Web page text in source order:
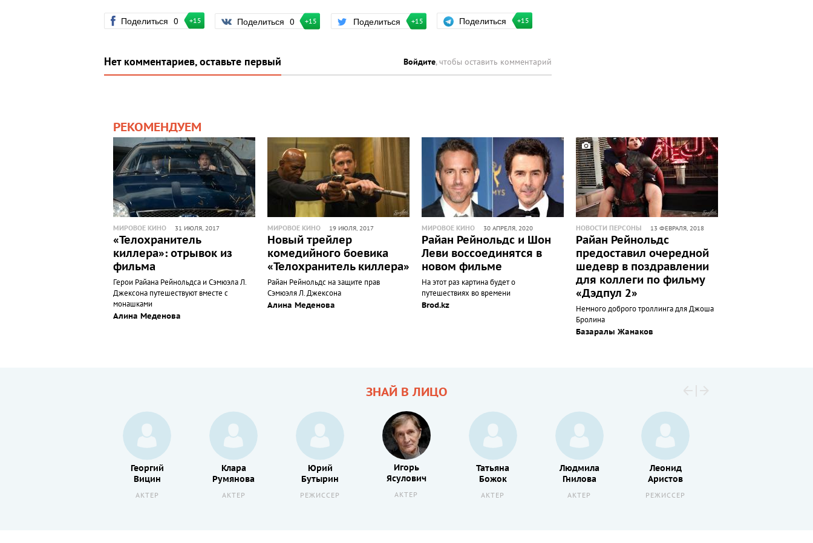
Поделиться 0 +15 Поделиться 0 +15 Поделиться +15 Поделиться +15
Нет комментариев, оставьте первый Войдите, чтобы оставить комментарий
РЕКОМЕНДУЕМ
МИРОВОЕ КИНО 31 ИЮЛЯ, 2017
«Телохранитель
киллера»: отрывок из
фильма
Герои Райана Рейнольдса и Сэмюэла Л.
Джексона путешествуют вместе с
монашками
Алина Меденова
МИРОВОЕ КИНО 19 ИЮЛЯ, 2017
Новый трейлер
комедийного боевика
«Телохранитель киллера»
Райан Рейнольдс на защите прав
Сэмюэля Л. Джексона
Алина Меденова
МИРОВОЕ КИНО 30 АПРЕЛЯ, 2020
Райан Рейнольдс и Шон
Леви воссоединятся в
новом фильме
На этот раз картина будет о
путешествиях во времени
Brod.kz
НОВОСТИ ПЕРСОНЫ 13 ФЕВРАЛЯ, 2018
Райан Рейнольдс
предоставил очередной
шедевр в поздравлении
для коллеги по фильму
«Дэдпул 2»
Немного доброго троллинга для Джоша
Бролина
Базаралы Жанаков
ЗНАЙ В ЛИЦО
Георгий
Вицин
АКТЕР
Клара
Румянова
АКТЕР
Юрий
Бутырин
РЕЖИССЕР
Игорь
Ясулович
АКТЕР
Татьяна
Божок
АКТЕР
Людмила
Гнилова
АКТЕР
Леонид
Аристов
РЕЖИССЕР